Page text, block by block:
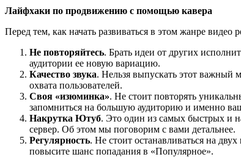
Лайфхаки по продвижению с помощью кавера
Перед тем, как начать развиваться в этом жанре
Не повторяйтесь. Брать идеи от других
аудитории ее новую вариацию.
Качество звука. Нельзя выпускать этот важный
охвата пользователей.
Своя «изюминка». Не стоит повторять
запомниться на большую аудиторию и именно
Накрутка Ютуб. Это один из самых быстрых и
сервер. Об этом мы поговорим с вами детальнее.
Регулярность. Не стоит останавливаться на
повысите шанс попадания в «Популярное».